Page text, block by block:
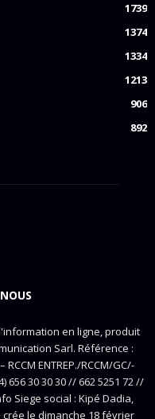
1739
1374
1334
1213
906
892
en ligne, produit
Sarl. Référence :
RCCM ENTREP./RCCM/GC/-
656 30 30 30 // 662 5251 72 //
Siege social : Kipé Dadia,
le dimanche 18 février